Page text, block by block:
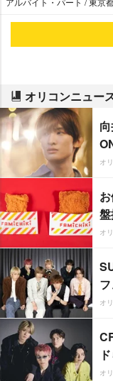
オリコンニュー
オ
オ
オ
オ